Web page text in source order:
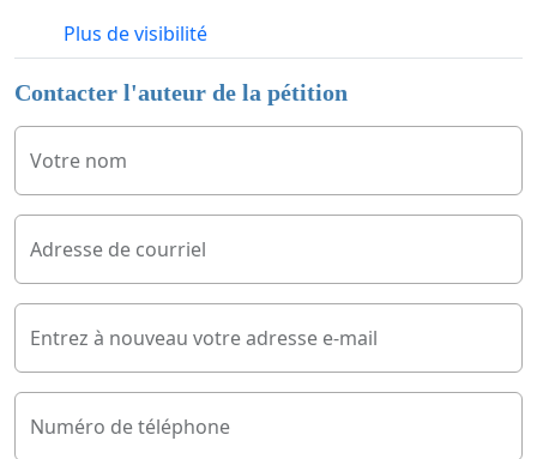
Plus de visibilité
Contacter l'auteur de la pétition
Votre nom
Adresse de courriel
Entrez à nouveau votre adresse e-mail
Numéro de téléphone